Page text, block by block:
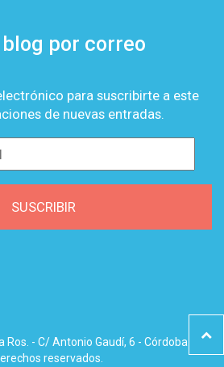
por correo
para suscribirte a este
de nuevas entradas.
SUSCRIBIR
- C/ Antonio Gaudí, 6 - Córdoba -
reservados.